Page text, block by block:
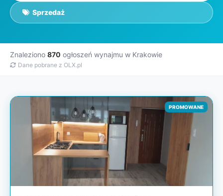
Sprzedaż
Znaleziono 870 ogłoszeń wynajmu w Krakowie
Dane pobrane z OLX.pl
PROMOWANE